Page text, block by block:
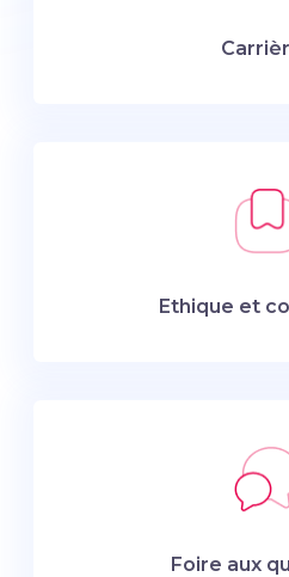
Ethique et
Foire aux